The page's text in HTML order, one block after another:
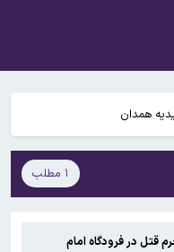
گذشته تقریباً دو برابر
کسانی باید بیشتر کار کنند و
همدان
کشف کردند
بوگاتی سفارشی با نام «دِستِریِر» معرفی شد / W۱۶ هنوز نفس می‌کشد /
گذشته تقریباً دو برابر
۱ مطلب
قتل در فرودگاه امام